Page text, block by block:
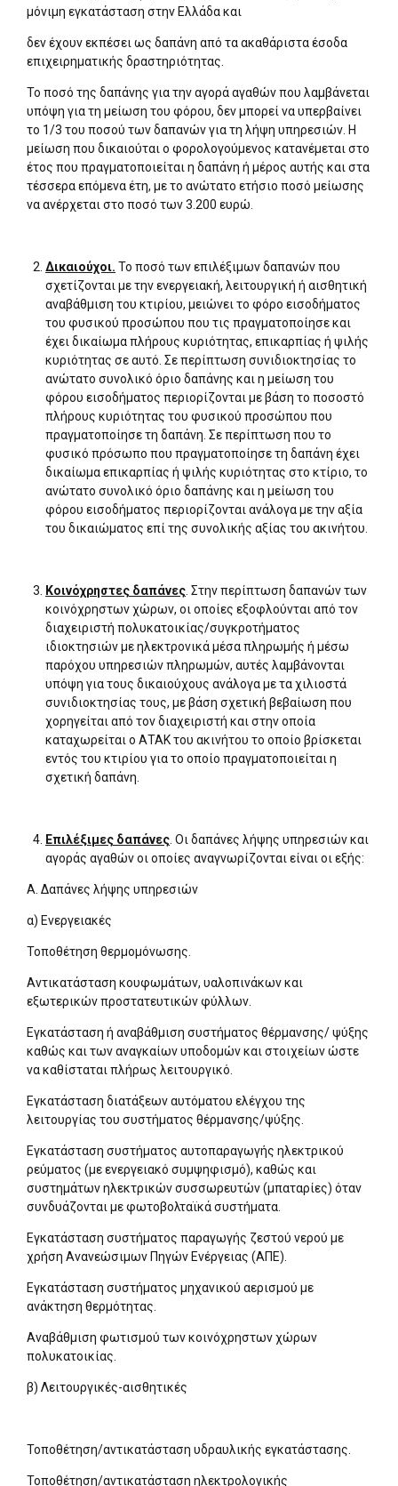
μόνιμη εγκατάσταση στην Ελλάδα και
δεν έχουν εκπέσει ως δαπάνη από τα ακαθάριστα έσοδα
επιχειρηματικής δραστηριότητας.
Το ποσό της δαπάνης για την αγορά αγαθών που λαμβάνεται
υπόψη για τη μείωση του φόρου, δεν μπορεί να υπερβαίνει
το 1/3 του ποσού των δαπανών για τη λήψη υπηρεσιών. Η
μείωση που δικαιούται ο φορολογούμενος κατανέμεται στο
έτος που πραγματοποιείται η δαπάνη ή μέρος αυτής και στα
τέσσερα επόμενα έτη, με το ανώτατο ετήσιο ποσό μείωσης
να ανέρχεται στο ποσό των 3.200 ευρώ.
Δικαιούχοι. Το ποσό των επιλέξιμων δαπανών που
σχετίζονται με την ενεργειακή, λειτουργική ή αισθητική
αναβάθμιση του κτιρίου, μειώνει το φόρο εισοδήματος
του φυσικού προσώπου που τις πραγματοποίησε και
έχει δικαίωμα πλήρους κυριότητας, επικαρπίας ή ψιλής
κυριότητας σε αυτό. Σε περίπτωση συνιδιοκτησίας το
ανώτατο συνολικό όριο δαπάνης και η μείωση του
φόρου εισοδήματος περιορίζονται με βάση το ποσοστό
πλήρους κυριότητας του φυσικού προσώπου που
πραγματοποίησε τη δαπάνη. Σε περίπτωση που το
φυσικό πρόσωπο που πραγματοποίησε τη δαπάνη έχει
δικαίωμα επικαρπίας ή ψιλής κυριότητας στο κτίριο, το
ανώτατο συνολικό όριο δαπάνης και η μείωση του
φόρου εισοδήματος περιορίζονται ανάλογα με την αξία
του δικαιώματος επί της συνολικής αξίας του ακινήτου.
Κοινόχρηστες δαπάνες . Στην περίπτωση δαπανών των
κοινόχρηστων χώρων, οι οποίες εξοφλούνται από τον
διαχειριστή πολυκατοικίας/συγκροτήματος
ιδιοκτησιών με ηλεκτρονικά μέσα πληρωμής ή μέσω
παρόχου υπηρεσιών πληρωμών, αυτές λαμβάνονται
υπόψη για τους δικαιούχους ανάλογα με τα χιλιοστά
συνιδιοκτησίας τους, με βάση σχετική βεβαίωση που
χορηγείται από τον διαχειριστή και στην οποία
καταχωρείται ο ΑΤΑΚ του ακινήτου το οποίο βρίσκεται
εντός του κτιρίου για το οποίο πραγματοποιείται η
σχετική δαπάνη.
Επιλέξιμες δαπάνες . Οι δαπάνες λήψης υπηρεσιών και
αγοράς αγαθών οι οποίες αναγνωρίζονται είναι οι εξής:
Α. Δαπάνες λήψης υπηρεσιών
α) Ενεργειακές
Τοποθέτηση θερμομόνωσης.
Αντικατάσταση κουφωμάτων, υαλοπινάκων και
εξωτερικών προστατευτικών φύλλων.
Εγκατάσταση ή αναβάθμιση συστήματος θέρμανσης/ ψύξης
καθώς και των αναγκαίων υποδομών και στοιχείων ώστε
να καθίσταται πλήρως λειτουργικό.
Εγκατάσταση διατάξεων αυτόματου ελέγχου της
λειτουργίας του συστήματος θέρμανσης/ψύξης.
Εγκατάσταση συστήματος αυτοπαραγωγής ηλεκτρικού
ρεύματος (με ενεργειακό συμψηφισμό), καθώς και
συστημάτων ηλεκτρικών συσσωρευτών (μπαταρίες) όταν
συνδυάζονται με φωτοβολταϊκά συστήματα.
Εγκατάσταση συστήματος παραγωγής ζεστού νερού με
χρήση Ανανεώσιμων Πηγών Ενέργειας (ΑΠΕ).
Εγκατάσταση συστήματος μηχανικού αερισμού με
ανάκτηση θερμότητας.
Αναβάθμιση φωτισμού των κοινόχρηστων χώρων
πολυκατοικίας.
β) Λειτουργικές-αισθητικές
Τοποθέτηση/αντικατάσταση υδραυλικής εγκατάστασης.
Τοποθέτηση/αντικατάσταση ηλεκτρολογικής